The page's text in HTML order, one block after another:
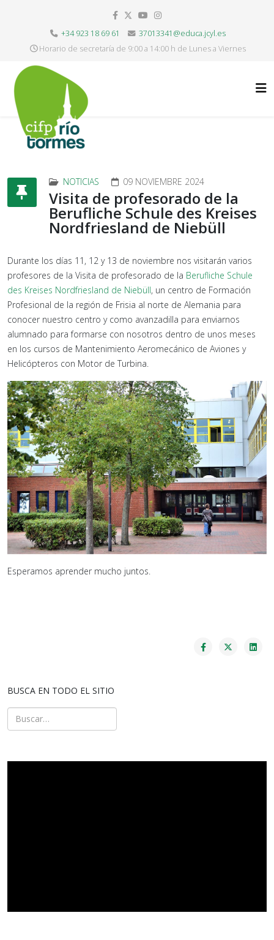
+34 923 18 69 61
37013341@educa.jcyl.es
Horario de secretaría de 9:00 a 14:00 h de Lunes a Viernes
NOTICIAS 09 NOVIEMBRE 2024
Visita de profesorado de la
Berufliche Schule des Kreises
Nordfriesland de Niebüll
Durante los días 11, 12 y 13 de noviembre nos visitarán varios
profesores de la Visita de profesorado de la Berufliche Schule
des Kreises Nordfriesland de Niebüll, un centro de Formación
Profesional de la región de Frisia al norte de Alemania para
conocer nuestro centro y como avanzadilla para enviarnos
alumnado para formarse con nosotros dentro de unos meses
en los cursos de Mantenimiento Aeromecánico de Aviones y
Helicópteros con Motor de Turbina.
Esperamos aprender mucho juntos.
BUSCA EN TODO EL SITIO
Buscar